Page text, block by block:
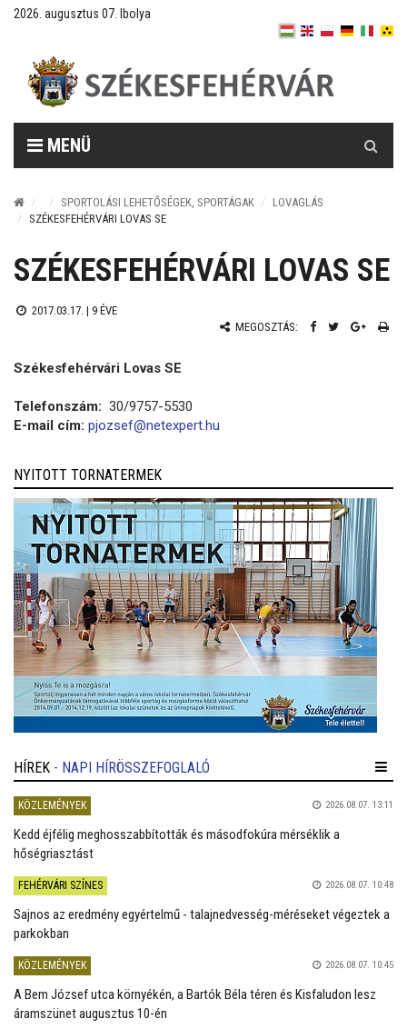
2026. augusztus 07. Ibolya
MENÜ
SPORTOLÁSI LEHETŐSÉGEK, SPORTÁGAK
LOVAGLÁS
SZÉKESFEHÉRVÁRI LOVAS SE
SZÉKESFEHÉRVÁRI LOVAS SE
2017.03.17. | 9 ÉVE
MEGOSZTÁS:
Székesfehérvári Lovas SE
Telefonszám: 30/9757-5530
E-mail cím: pjozsef@netexpert.hu
NYITOTT TORNATERMEK
HÍREK - NAPI HÍRÖSSZEFOGLALÓ
KÖZLEMÉNYEK 2026.08.07. 13:11
Kedd éjfélig meghosszabbították és másodfokúra mérséklik a
hőségriasztást
FEHÉRVÁRI SZÍNES 2026.08.07. 10:48
Sajnos az eredmény egyértelmű - talajnedvesség-méréseket végeztek a
parkokban
KÖZLEMÉNYEK 2026.08.07. 10:45
A Bem József utca környékén, a Bartók Béla téren és Kisfaludon lesz
áramszünet augusztus 10-én